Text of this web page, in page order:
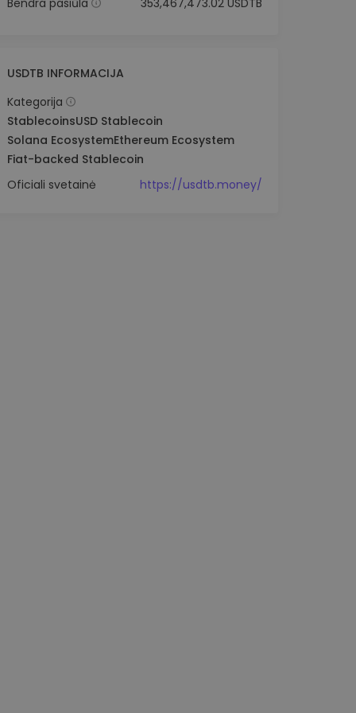
Bendra pasiūla
353,467,473.02 USDTB
USDTB INFORMACIJA
Kategorija
StablecoinsUSD Stablecoin
Solana EcosystemEthereum Ecosystem
Fiat-backed Stablecoin
Oficiali svetainė
https://usdtb.money/